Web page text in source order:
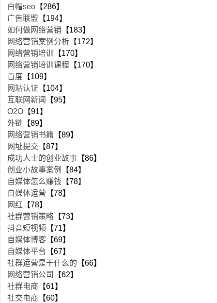
白帽seo 【286】
广告联盟 【194】
如何做网络营销 【183】
网络营销案例分析 【172】
网络营销培训
【170】
网络营销培训课程 【170】
百度 【109】
网站认证 【104】
互联网新闻
【95】
O2O 【91】
外链 【89】
网络营销书籍 【89】
网址提交 【87】
成功人士的创业故事 【86】
创业小故事案例
【84】
自媒体怎么赚钱 【78】
自媒体运营 【78】
网红 【78】
社群营销策略 【73】
抖音短视频 【71】
自媒体博客 【69】
自媒体平台 【67】
社群运营是干什么的 【66】
网络营销公司
【62】
社群电商 【61】
社交电商 【60】